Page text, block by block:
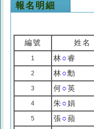
報名明細
編號 姓名
1 林○睿
2 林○勳
3 何○英
4 朱○娟
5 張○蘋